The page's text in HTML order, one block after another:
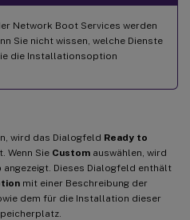
Network Boot Services werden
Sie nicht wissen, welche Dienste
die Installationsoption
wird das Dialogfeld Ready to
Wenn Sie Custom auswählen, wird
angezeigt. Dieses Dialogfeld enthält
mit einer Beschreibung der
dem für die Installation dieser